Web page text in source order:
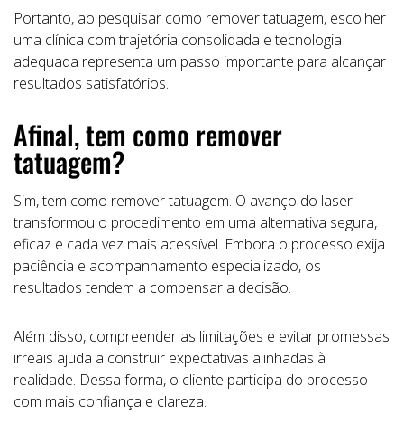
Portanto, ao pesquisar como remover tatuagem, escolher
uma clínica com trajetória consolidada e tecnologia
adequada representa um passo importante para alcançar
resultados satisfatórios.
Afinal, tem como remover
tatuagem?
Sim, tem como remover tatuagem. O avanço do laser
transformou o procedimento em uma alternativa segura,
eficaz e cada vez mais acessível. Embora o processo exija
paciência e acompanhamento especializado, os
resultados tendem a compensar a decisão.
Além disso, compreender as limitações e evitar promessas
irreais ajuda a construir expectativas alinhadas à
realidade. Dessa forma, o cliente participa do processo
com mais confiança e clareza.